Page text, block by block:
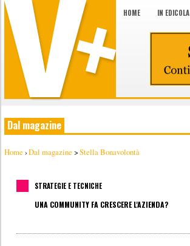
HOME IN EDICOLA
Dal magazine
Home ›Dal magazine >Stella Bonavolontà
STRATEGIE E TECNICHE
UNA COMMUNITY FA CRESCERE L'AZIENDA?